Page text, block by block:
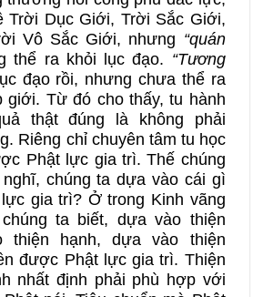
Trời Dục Giới, Trời Sắc Giới,
Vô Sắc Giới, nhưng “quán
thể ra khỏi lục đạo. “Tương
đạo rồi, nhưng chưa thể ra
giới. Từ đó cho thấy, tu hành
thật đúng là không phải
Riêng chỉ chuyên tâm tu học
Phật lực gia trì. Thế chúng
chúng ta dựa vào cái gì
gia trì? Ở trong Kinh vãng
ta biết, dựa vào thiện
thiện hạnh, dựa vào thiện
được Phật lực gia trì. Thiện
nhất định phải phù hợp với